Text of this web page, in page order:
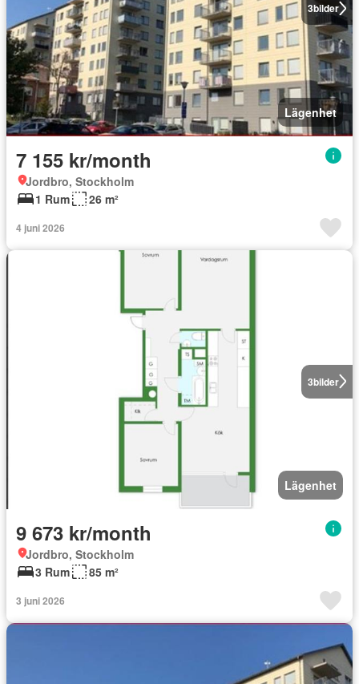
3bilder
Lägenhet
7 155 kr/month
Jordbro, Stockholm
1 Rum
26 m²
4 juni 2026
3bilder
Lägenhet
9 673 kr/month
Jordbro, Stockholm
3 Rum
85 m²
3 juni 2026